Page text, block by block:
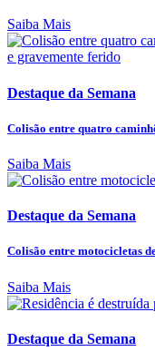
Saiba Mais
Destaque da Semana
Colisão entre quatro
Saiba Mais
Destaque da Semana
Colisão entre motocicletas
Saiba Mais
Destaque da Semana